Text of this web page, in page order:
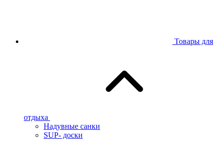
Товары для
отдыха
Надувные санки
SUP- доски